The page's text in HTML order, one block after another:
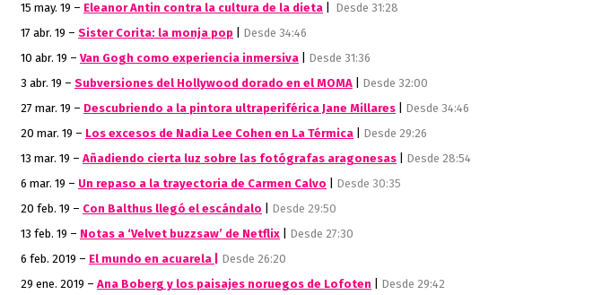
15 may. 19 – Eleanor Antin contra la cultura de la dieta
Desde 31:28
17 abr. 19 – Sister Corita: la monja pop
Desde 34:46
10 abr. 19 – Van Gogh como experiencia inmersiva
Desde 31:36
3 abr. 19 – Subversiones del Hollywood dorado en el MOMA
Desde 32:00
27 mar. 19 – Descubriendo a la pintora ultraperiférica Jane Millares
Desde 34:46
20 mar. 19 – Los excesos de Nadia Lee Cohen en La Térmica
Desde 29:26
13 mar. 19 – Añadiendo cierta luz sobre las fotógrafas aragonesas
Desde 28:54
6 mar. 19 – Un repaso a la trayectoria de Carmen Calvo
Desde 30:35
20 feb. 19 – Con Balthus llegó el escándalo
Desde 29:50
13 feb. 19 – Notas a ‘Velvet buzzsaw’ de Netflix
Desde 27:30
6 feb. 2019 – El mundo en acuarela |
Desde 26:20
29 ene. 2019 – Ana Boberg y los paisajes noruegos de Lofoten Desde 29:42